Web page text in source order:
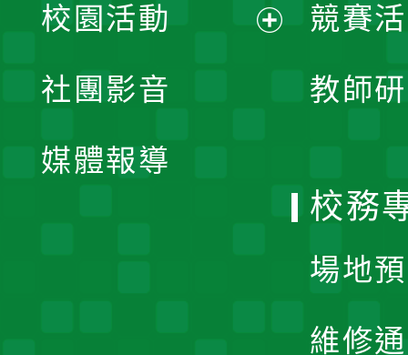
競賽
教師
開
校園活動
社團影音
媒體報導
校務
場地
維修